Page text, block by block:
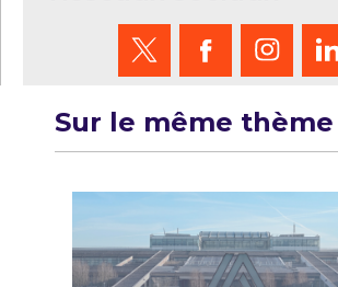
Sur le même thème